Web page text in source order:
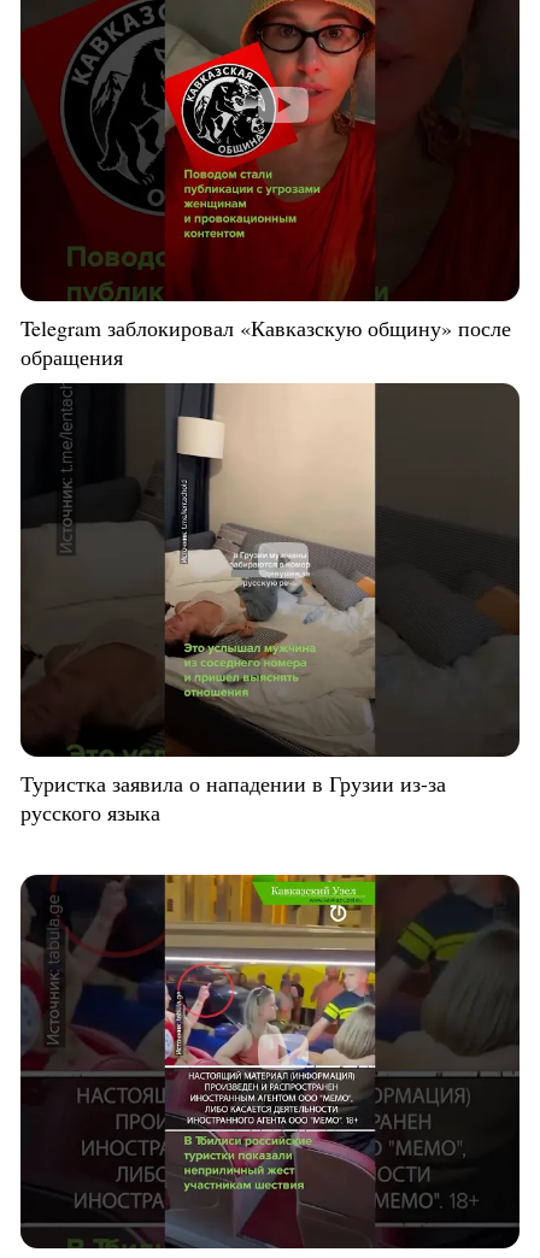
Telegram заблокировал «Кавказскую общину» после
обращения
Туристка заявила о нападении в Грузии из-за
русского языка